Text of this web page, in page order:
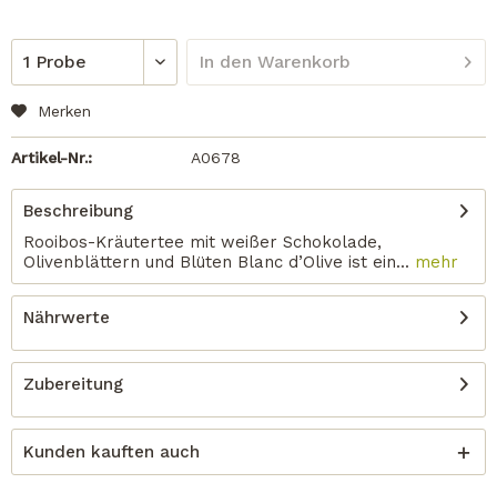
In den Warenkorb
Merken
Artikel-Nr.: A0678
Beschreibung
Rooibos-Kräutertee mit weißer Schokolade,
Olivenblättern und Blüten Blanc d’Olive ist ein... mehr
Nährwerte
Zubereitung
Kunden kauften auch